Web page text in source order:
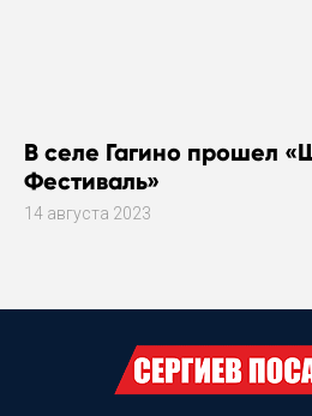
В селе Гагино прошел
Фестиваль»
14 августа 2023